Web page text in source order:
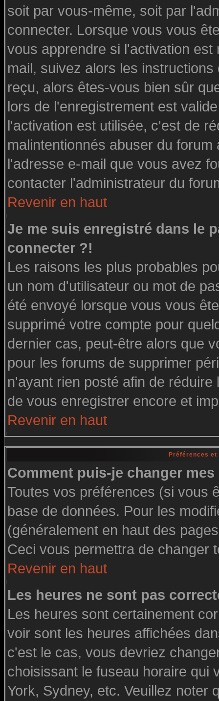
soit par vous-même, soit par
connecter. Lorsque vous vous
vous apprendre si l'activation
mail, suivez alors les
reçu, alors êtes-vous bien sûr
lors de l'enregistrement est
l'activation est utilisée, c'est de
malintentionnés abuser du
l'adresse e-mail que vous avez
contacter l'administrateur du
Revenir en haut
Je me suis enregistré dans le
connecter ?!
Les raisons les plus probables
un nom d'utilisateur ou mot de
été envoyé lorsque vous vous
supprimé votre compte pour
dernier cas, peut-être alors que
pour les forums de supprimer
n'ayant rien posté afin de
de vous enregistrer encore et
Revenir en haut
Préférences
Comment puis-je changer
Toutes vos préférences (si vous
base de données. Pour les
(généralement en haut des
Ceci vous permettra de changer
Revenir en haut
Les heures ne sont pas
Les heures sont certainement
voir sont les heures affichées
c'est le cas, vous devriez
choisissant le fuseau horaire qui
York, Sydney, etc. Veuillez noter